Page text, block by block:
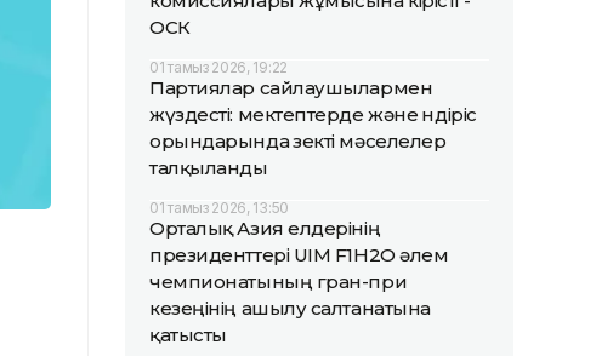
ОСК
01 тамыз 2026, 19:22
Партиялар сайлаушылармен
жүздесті: мектептерде және өндіріс
орындарында өзекті мәселелер
талқыланды
01 тамыз 2026, 13:50
Орталық Азия елдерінің
президенттері UIM F1H2O әлем
чемпионатының гран-при
кезеңінің ашылу салтанатына
қатысты